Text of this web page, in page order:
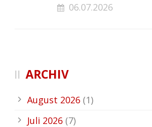
06.07.2026
ARCHIV
August 2026 (1)
Juli 2026 (7)